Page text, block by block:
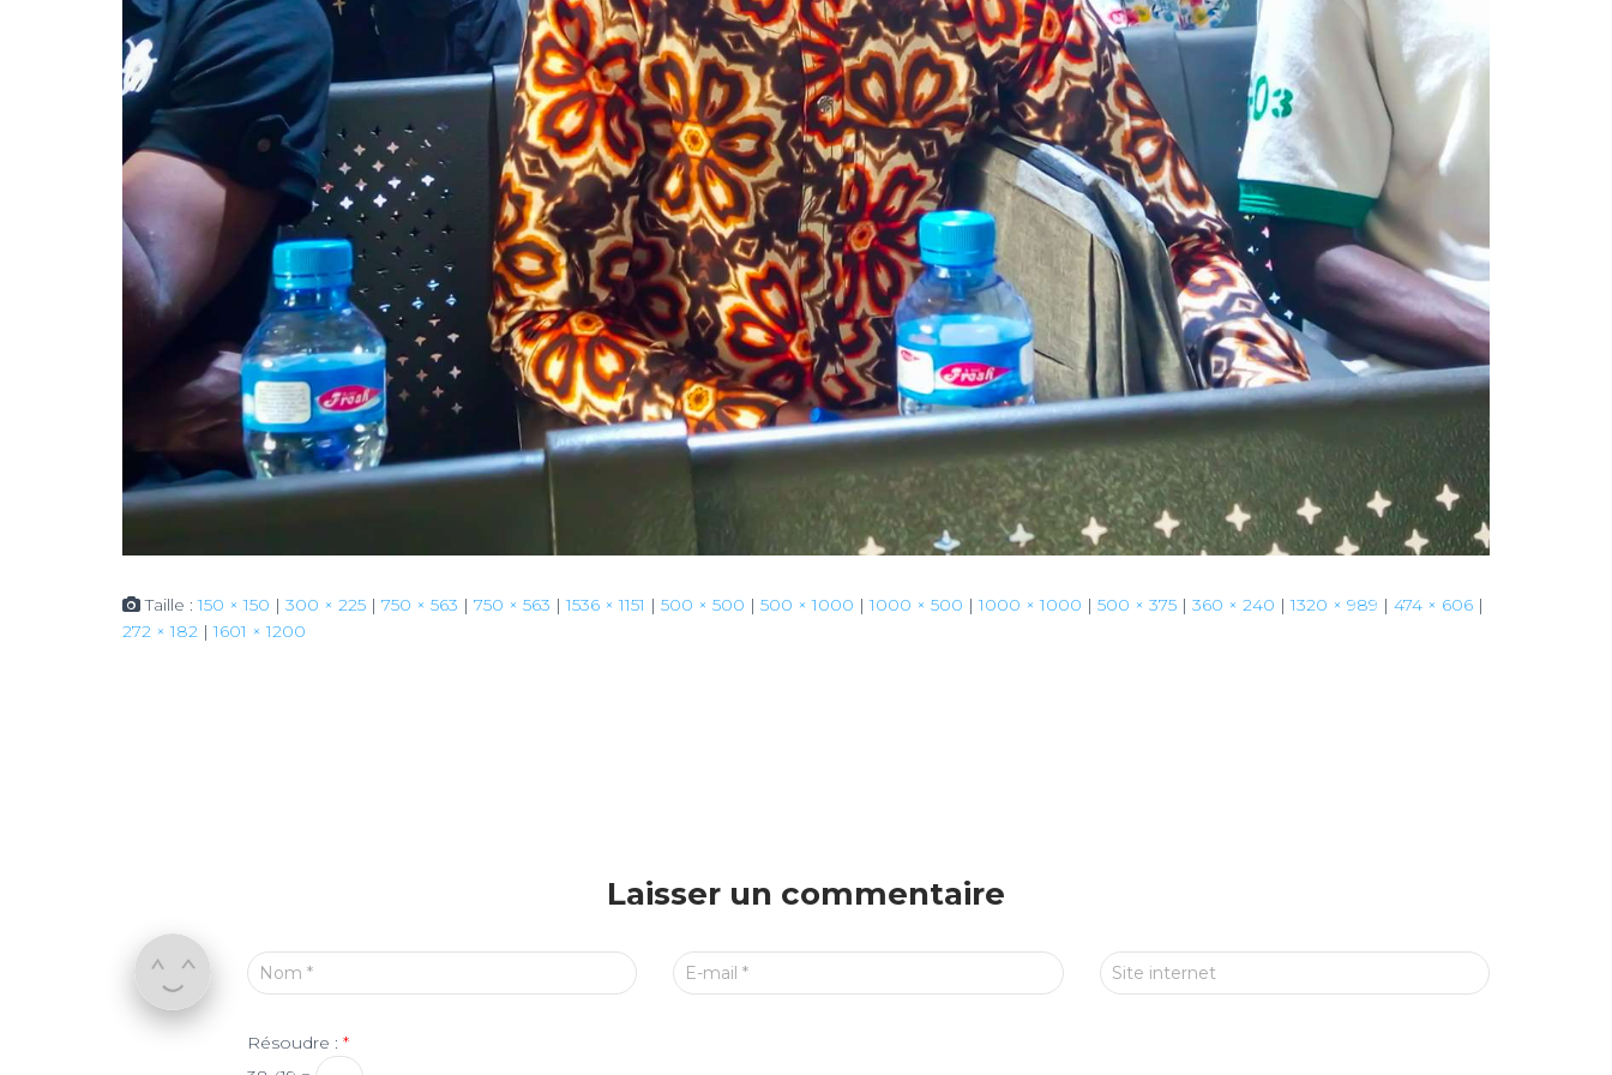
Taille :150 × 150 | 300 × 225 | 750 × 563 | 750 × 563 | 1536 × 1151 | 500 × 500 | 500 × 1000 | 1000 × 500 | 1000 × 1000 | 500 × 375 | 360 × 240 | 1320 × 989 | 474 × 606 |
272 × 182 | 1601 × 1200
Laisser un commentaire
Nom * E-mail* Site internet
Résoudre : *